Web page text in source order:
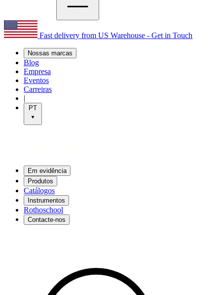
Fast delivery from US Warehouse - Get in Touch
Nossas marcas
Blog
Empresa
Eventos
Carreiras
|
PT
Em evidência
Produtos
Catálogos
Instrumentos
Rothoschool
Contacte-nos